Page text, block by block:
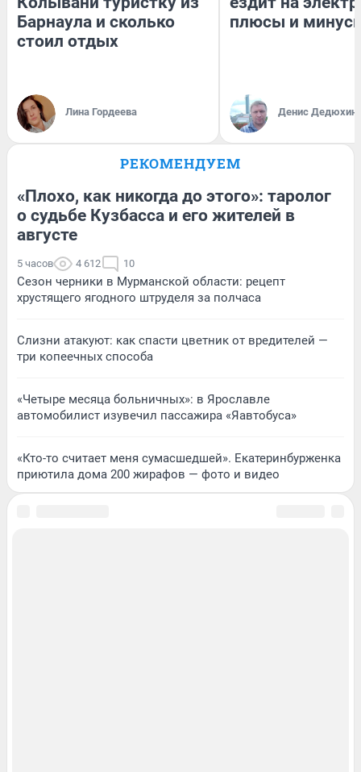
Барнаула и сколько
стоил отдых
Лина Гордеева
плюсы и
Денис Дедюхин
РЕКОМЕНДУЕМ
«Плохо, как никогда до этого»: таролог
о судьбе Кузбасса и его жителей в
августе
5 часов 4 612 10
Сезон черники в Мурманской области: рецепт
хрустящего ягодного штруделя за полчаса
Слизни атакуют: как спасти цветник от вредителей —
три копеечных способа
«Четыре месяца больничных»: в Ярославле
автомобилист изувечил пассажира «Яавтобуса»
«Кто-то считает меня сумасшедшей». Екатеринбурженка
приютила дома 200 жирафов — фото и видео